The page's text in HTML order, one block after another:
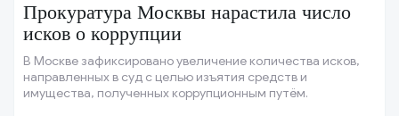
Прокуратура Москвы нарастила число
исков о коррупции
В Москве зафиксировано увеличение количества исков,
направленных в суд с целью изъятия средств и
имущества, полученных коррупционным путём.